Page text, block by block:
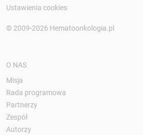
Ustawienia cookies
© 2009-2026 Hematoonkologia.pl
O NAS
Misja
Rada programowa
Partnerzy
Zespół
Autorzy